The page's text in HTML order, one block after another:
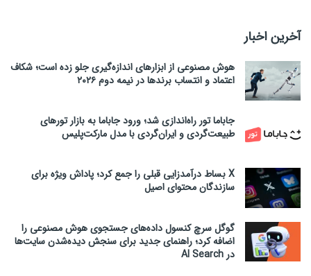
آخرین اخبار
هوش مصنوعی از ابزارهای اندازه‌گیری جلو زده است؛ شکاف
اعتماد و انتساب برندها در نیمه دوم ۲۰۲۶
جاباما تور راه‌اندازی شد؛ ورود جاباما به بازار تورهای
طبیعت‌گردی و ایران‌گردی با مدل مارکت‌پلیس
X بساط درآمدزایی قبلی را جمع کرد؛ پاداش ویژه برای
سازندگان محتوای اصیل
گوگل سرچ کنسول داده‌های جستجوی هوش مصنوعی را
اضافه کرد؛ راهنمای جدید برای سنجش دیده‌شدن سایت‌ها
در AI Search